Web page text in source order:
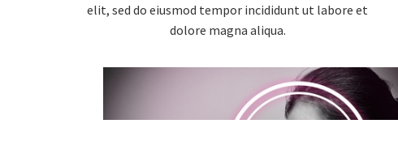
elit, sed do eiusmod tempor incididunt ut labore et
dolore magna aliqua.